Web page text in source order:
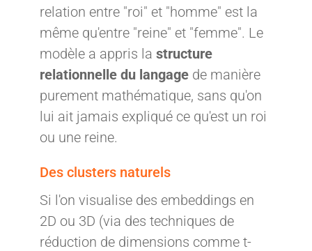
relation entre "roi" et "homme" est la
même qu'entre "reine" et "femme". Le
modèle a appris la structure
relationnelle du langagede manière
purement mathématique, sans qu'on
lui ait jamais expliqué ce qu'est un roi
ou une reine.
Des clusters naturels
Si l'on visualise des embeddings en
2D ou 3D (via des techniques de
réduction de dimensions comme t-